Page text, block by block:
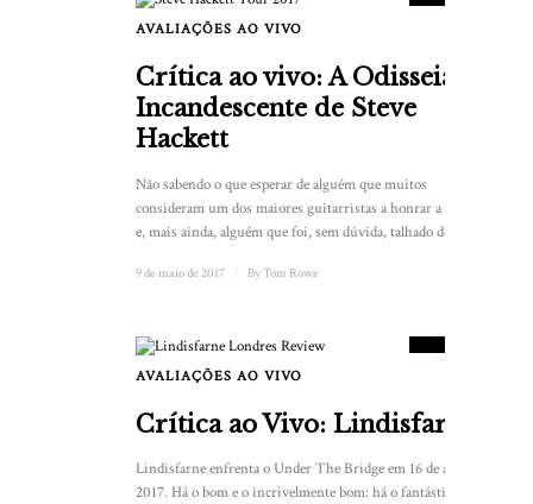
AVALIAÇÕES AO VIVO
Crítica ao vivo: A Odisseia
Incandescente de Steve
Hackett
Não sabendo o que esperar de alguém que muitos
consideram um dos maiores guitarristas a honrar a música
e, mais ainda, alguém que foi, sem dúvida, talhado do...
9 de maio de 2017 ByTom Rowe
AVALIAÇÕES AO VIVO
Crítica ao Vivo: Lindisfarne
Lindisfarne enfrenta o Under The Bridge em 16 de abril de
2017. Há o bom e o incrivelmente bom: há o fantástico e,